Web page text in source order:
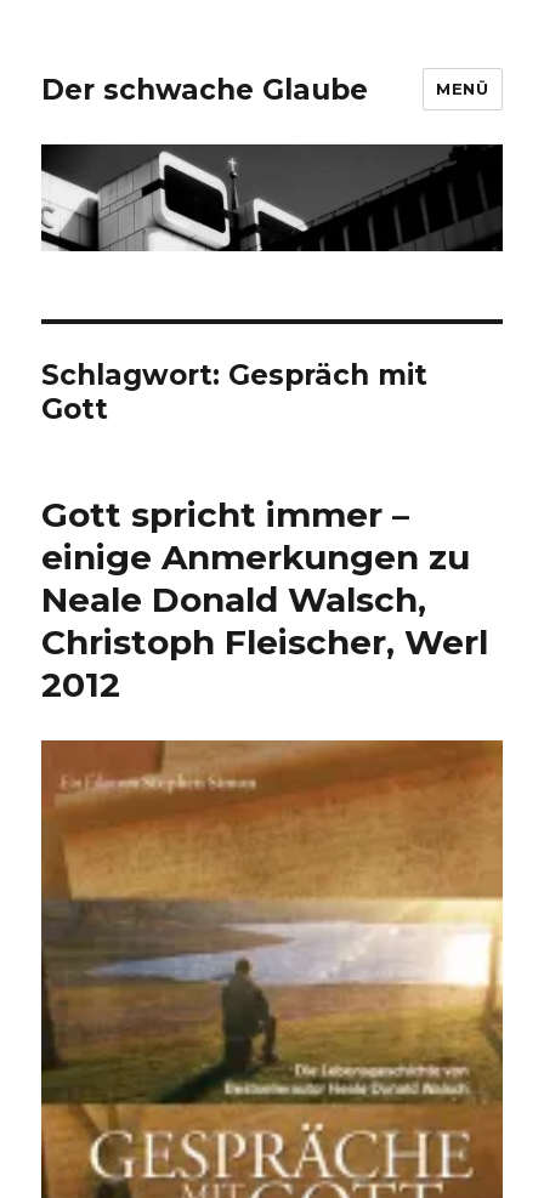
Der schwache Glaube MENÜ
Schlagwort: Gespräch mit
Gott
Gott spricht immer –
einige Anmerkungen zu
Neale Donald Walsch,
Christoph Fleischer, Werl
2012